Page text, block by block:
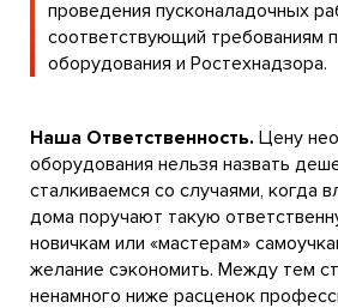
проведения пусконаладочных
соответствующий требованиям
оборудования и Ростехнадзора.
Наша Ответственность. Цену
оборудования нельзя назвать
сталкиваемся со случаями, когда
дома поручают такую
новичкам или «мастерам»
желание сэкономить. Между тем
ненамного ниже расценок